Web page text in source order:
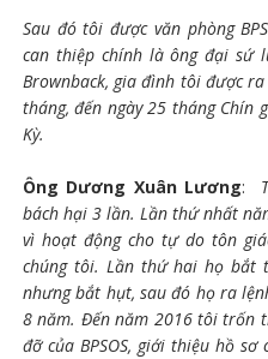
Sau đó tôi được văn phòng
can thiệp chính là ông đại sứ
Brownback, gia đình tôi được
tháng, đến ngày 25 tháng
Kỳ.
Ông Dương Xuân Lương:
bách hại 3 lần. Lần thứ nhất
vì hoạt động cho tự do tôn
chúng tôi. Lần thứ hai họ bắt
nhưng bắt hụt, sau đó họ ra
8 năm. Đến năm 2016 tôi trốn
đỡ của BPSOS, giới thiệu hồ